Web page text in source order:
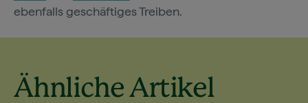
ebenfalls geschäftiges Treiben.
Ähnliche Artikel